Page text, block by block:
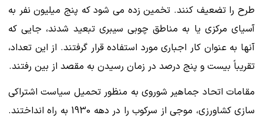
طرح را تضعیف کنند. تخمین زده می شود که پنج میلیون نفر به
آسیای مرکزی یا به مناطق چوبی سیبری تبعید شدند، جایی که
آنها به عنوان کار اجباری مورد استفاده قرار گرفتند. از این تعداد،
تقریباً بیست و پنج درصد در زمان رسیدن به مقصد از بین رفتند.
مقامات اتحاد جماهیر شوروی به منظور تحمیل سیاست اشتراکی
سازی کشاورزی، موجی از سرکوب را در دهه 1930 به راه انداختند.